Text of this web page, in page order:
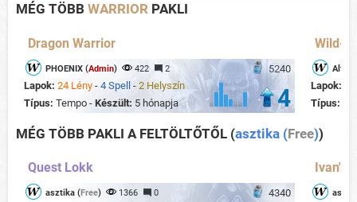
MÉG TÖBB WARRIOR PAKLI
Dragon Warrior
5240
PHOENIX (Admin) 422 2
Lapok: 24 Lény - 4 Spell - 2 Helyszín
Típus: Tempo - Készült: 5 hónapja 4
Wild-
Lapok:
Típus:
MÉG TÖBB PAKLI A FELTÖLTŐTŐL (asztika (Free))
Quest Lokk
4340
asztika (Free) 1366 0
Ivan's